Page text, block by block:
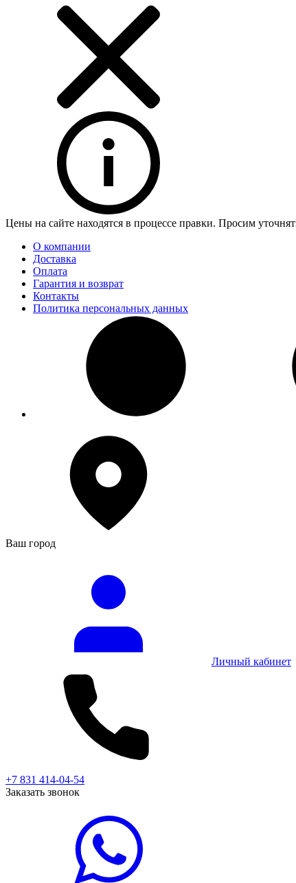
Цены на сайте находятся в процессе правки. Просим
О компании
Доставка
Оплата
Гарантия и возврат
Контакты
Политика персональных данных
Ваш город
Личный кабинет
+7 831 414-04-54
Заказать звонок